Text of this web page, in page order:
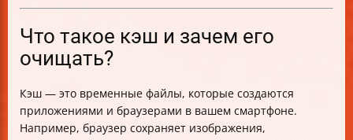
Что такое кэш и зачем его
очищать?
Кэш — это временные файлы, которые создаются
приложениями и браузерами в вашем смартфоне.
Например, браузер сохраняет изображения,